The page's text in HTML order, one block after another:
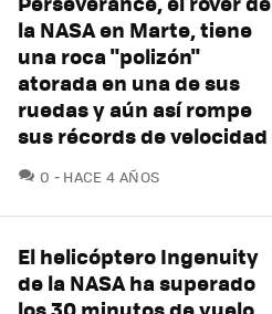
la NASA en Marte, tiene
una roca "polizón"
atorada en una de sus
ruedas y aún así rompe
sus récords de velocidad
0 COMENTARIOS
HACE 4 AÑOS
El helicóptero Ingenuity
de la NASA ha superado